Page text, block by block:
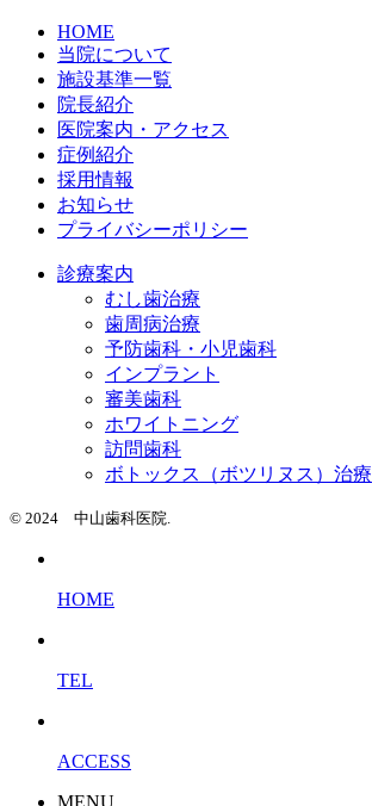
HOME
当院について
施設基準一覧
院長紹介
医院案内・アクセス
症例紹介
採用情報
お知らせ
プライバシーポリシー
診療案内
むし歯治療
歯周病治療
予防歯科・小児歯科
インプラント
審美歯科
ホワイトニング
訪問歯科
ボトックス（ボツリヌス）治療
© 2024 中山歯科医院.
HOME
TEL
ACCESS
MENU